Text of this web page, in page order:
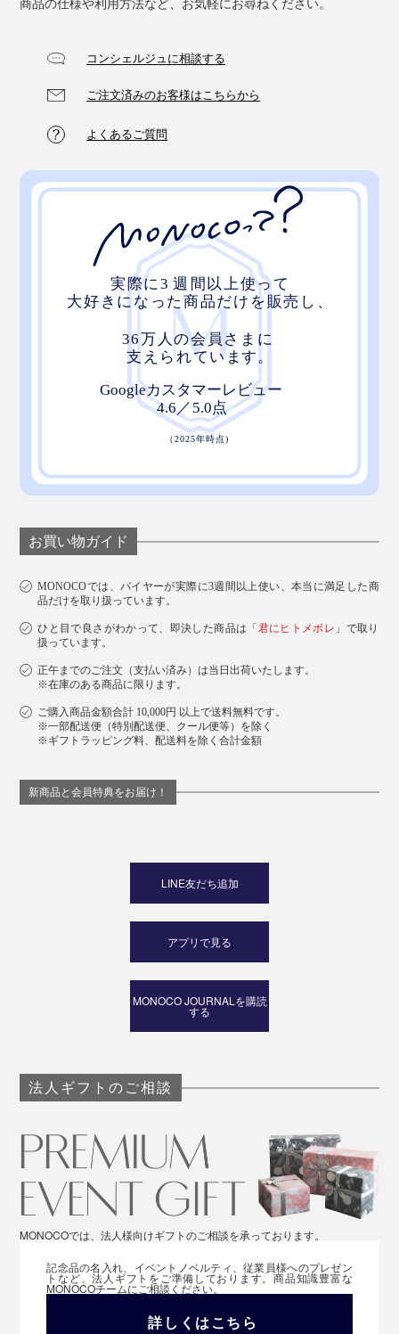
商品の仕様や利用方法など、お気軽にお尋ねください。
コンシェルジュに相談する
ご注文済みのお客様はこちらから
よくあるご質問
お買い物ガイド
MONOCOでは、バイヤーが実際に3週間以上使い、本当に満足した商
品だけを取り扱っています。
ひと目で良さがわかって、即決した商品は「 君にヒトメボレ 」で取り
扱っています。
正午までのご注文（支払い済み）は当日出荷いたします。
※在庫のある商品に限ります。
ご購入商品金額合計 10,000円 以上で送料無料です。
※一部配送便（特別配送便、クール便等）を除く
※ギフトラッピング料、配送料を除く合計金額
新商品と会員特典をお届け！
LINE友だち追加
アプリで見る
MONOCO JOURNALを購読
する
法人ギフトのご相談
MONOCOでは、法人様向けギフトのご相談を承っております。
記念品の名入れ、イベントノベルティ、従業員様へのプレゼン
トなど、法人ギフトをご準備しております。商品知識豊富な
MONOCOチームにご相談ください。
詳しくはこちら